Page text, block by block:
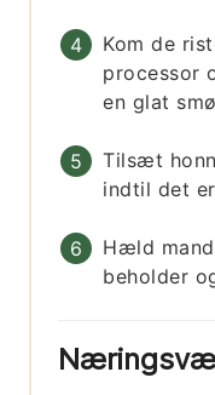
Kom de
processor
en glat
Tilsæt
indtil det
Hæld
beholder